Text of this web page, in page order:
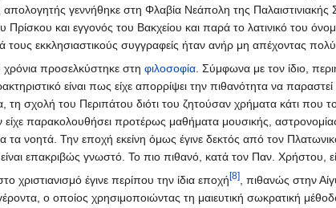
γεννήθηκε στη Φλαβία Νεάπολη της
Πρίσκου και εγγονός του Βακχείου και παρά το λατινικό του
τους εκκλησιαστικούς συγγραφείς ήταν ανήρ μη απέχοντας
χρόνια προσελκύστηκε στη φιλοσοφία. Σύμφωνα με τον ίδιο,
είναι πως είχε απορρίψει την πιθανότητα να
τη σχολή του Περιπάτου διότι του ζητούσαν χρήματα κάτι
είχε παρακολουθήσει προτέρως μαθήματα μουσικής,
τα νοητά. Την εποχή εκείνη όμως έγινε δεκτός από τον
επακριβώς γνωστό. Το πιο πιθανό, κατά τον Παν. Χρήστου,
χριστιανισμό έγινε περίπου την ίδια εποχή[8], πιθανώς στην
ο οποίος χρησιμοποιώντας τη μαιευτική σωκρατική